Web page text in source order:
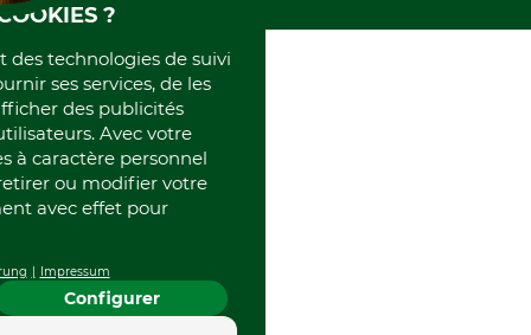
?
des technologies de suivi
ses services, de les
des publicités
Avec votre
à caractère personnel
ou modifier votre
avec effet pour
Impressum
Configurer